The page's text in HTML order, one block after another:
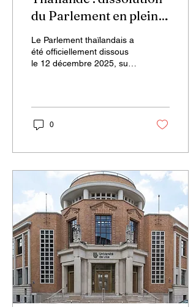
du Parlement en plein
conflit frontalier avec
le Cambodge
Le Parlement thaïlandais a
été officiellement dissous
le 12 décembre 2025, sur
de trois mois après son
arrivée au pouvoir.
0